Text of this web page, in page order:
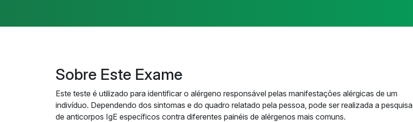
Sobre Este Exame
Este teste é utilizado para identificar o alérgeno responsável pelas manifestações alérgicas de um
indivíduo. Dependendo dos sintomas e do quadro relatado pela pessoa, pode ser realizada a pesquisa
de anticorpos IgE específicos contra diferentes painéis de alérgenos mais comuns.